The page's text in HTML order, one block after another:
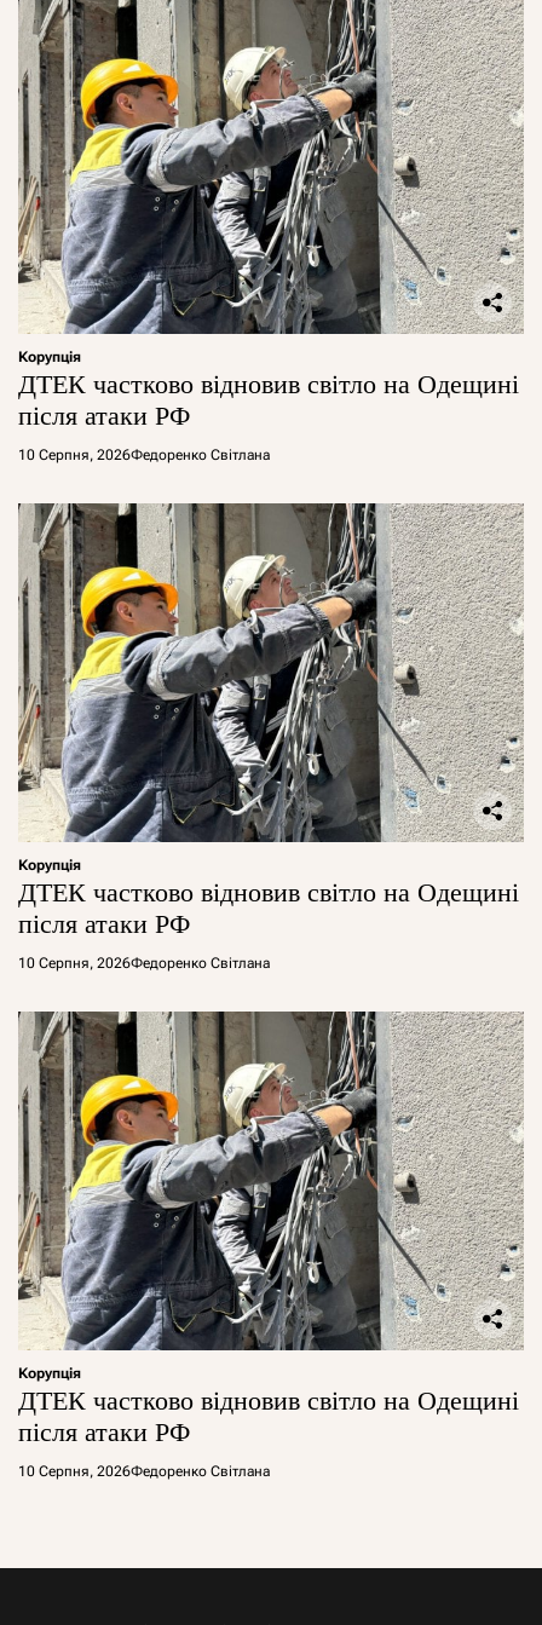
Корупція
ДТЕК частково відновив світло на Одещині
після атаки РФ
10 Серпня, 2026Федоренко Світлана
Корупція
ДТЕК частково відновив світло на Одещині
після атаки РФ
10 Серпня, 2026Федоренко Світлана
Корупція
ДТЕК частково відновив світло на Одещині
після атаки РФ
10 Серпня, 2026Федоренко Світлана